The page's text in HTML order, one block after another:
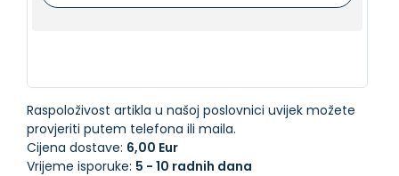
Raspoloživost artikla u našoj poslovnici uvijek možete
provjeriti putem telefona ili maila.
Cijena dostave: 6,00 Eur
Vrijeme isporuke: 5 - 10 radnih dana